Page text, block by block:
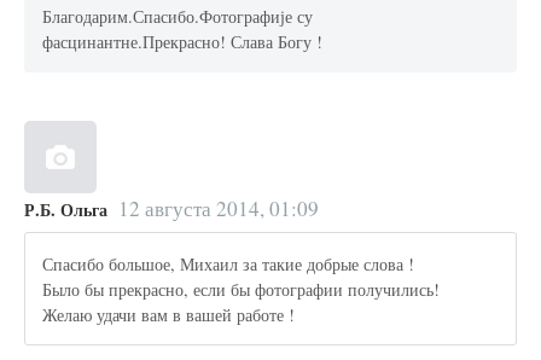
Благодарим.Спасибо.Фотографије су
фасцинантне.Прекрасно! Слава Богу !
Р.Б. Ольга 12 августа 2014, 01:09
Спасибо большое, Михаил за такие добрые слова !
Было бы прекрасно, если бы фотографии получились!
Желаю удачи вам в вашей работе !